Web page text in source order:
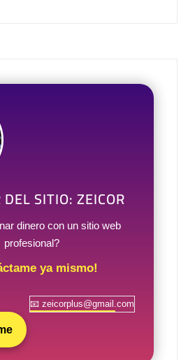
DEL SITIO: ZEICOR
dinero con un sitio web
profesional?
ya mismo!
📧 zeicorplus@gmail.com